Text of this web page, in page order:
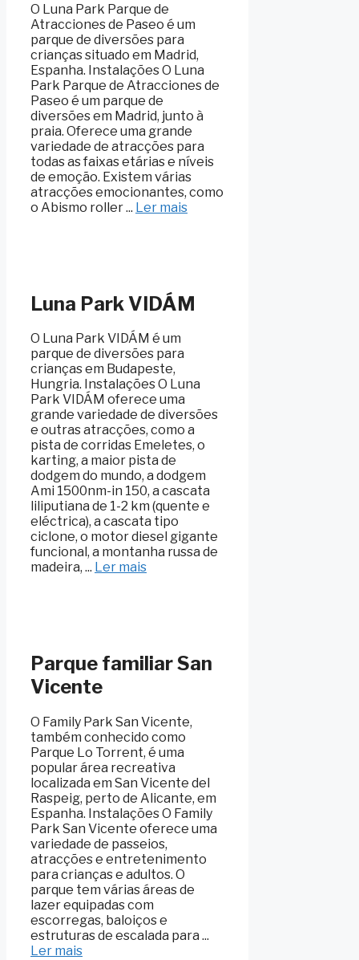
O Luna Park Parque de
Atracciones de Paseo é um
parque de diversões para
crianças situado em Madrid,
Espanha. Instalações O Luna
Park Parque de Atracciones de
Paseo é um parque de
diversões em Madrid, junto à
praia. Oferece uma grande
variedade de atracções para
todas as faixas etárias e níveis
de emoção. Existem várias
atracções emocionantes, como
o Abismo roller ... Ler mais
Luna Park VIDÁM
O Luna Park VIDÁM é um
parque de diversões para
crianças em Budapeste,
Hungria. Instalações O Luna
Park VIDÁM oferece uma
grande variedade de diversões
e outras atracções, como a
pista de corridas Emeletes, o
karting, a maior pista de
dodgem do mundo, a dodgem
Ami 1500nm-in 150, a cascata
liliputiana de 1-2 km (quente e
eléctrica), a cascata tipo
ciclone, o motor diesel gigante
funcional, a montanha russa de
madeira, ... Ler mais
Parque familiar San
Vicente
O Family Park San Vicente,
também conhecido como
Parque Lo Torrent, é uma
popular área recreativa
localizada em San Vicente del
Raspeig, perto de Alicante, em
Espanha. Instalações O Family
Park San Vicente oferece uma
variedade de passeios,
atracções e entretenimento
para crianças e adultos. O
parque tem várias áreas de
lazer equipadas com
escorregas, baloiços e
estruturas de escalada para ...
Ler mais